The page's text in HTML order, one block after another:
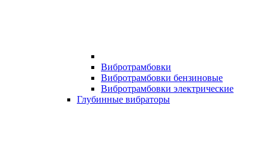
Вибротрамбовки
Вибротрамбовки бензиновые
Вибротрамбовки электрические
Глубинные вибраторы